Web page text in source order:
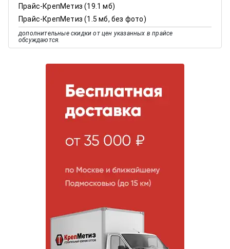
Прайс-КрепМетиз (19.1 мб)
Прайс-КрепМетиз (1.5 мб, без фото)
дополнительные скидки от цен указанных в прайсе
обсуждаются.